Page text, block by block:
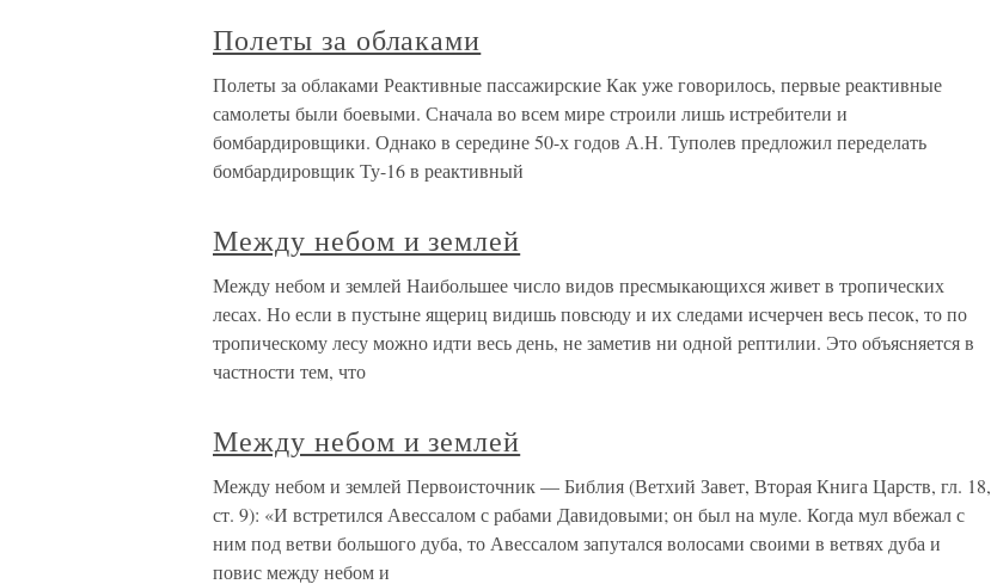
Полеты за облаками
Полеты за облаками Реактивные пассажирские Как уже говорилось, первые реактивные
самолеты были боевыми. Сначала во всем мире строили лишь истребители и
бомбардировщики. Однако в середине 50-х годов А.Н. Туполев предложил переделать
бомбардировщик Ту-16 в реактивный
Между небом и землей
Между небом и землей Наибольшее число видов пресмыкающихся живет в тропических
лесах. Но если в пустыне ящериц видишь повсюду и их следами исчерчен весь песок, то по
тропическому лесу можно идти весь день, не заметив ни одной рептилии. Это объясняется в
частности тем, что
Между небом и землей
Между небом и землей Первоисточник — Библия (Ветхий Завет, Вторая Книга Царств, гл. 18,
ст. 9): «И встретился Авессалом с рабами Давидовыми; он был на муле. Когда мул вбежал с
ним под ветви большого дуба, то Авессалом запутался волосами своими в ветвях дуба и
повис между небом и